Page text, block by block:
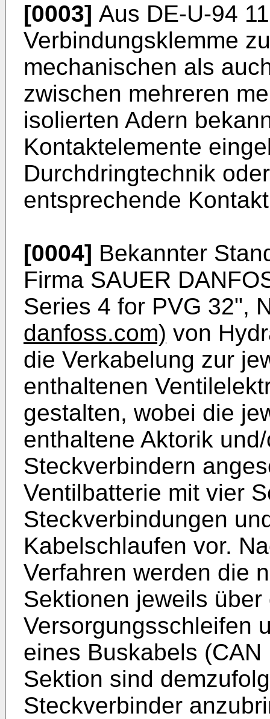
[0003] Aus DE-U-94
Verbindungsklemme
mechanischen als
zwischen mehreren
isolierten Adern
Kontaktelemente
Durchdringtechnik
entsprechende
[0004] Bekannter
Firma SAUER
Series 4 for PVG 32",
danfoss.com) von
die Verkabelung zur
enthaltenen
gestalten, wobei die
enthaltene Aktorik
Steckverbindern
Ventilbatterie mit vier
Steckverbindungen
Kabelschlaufen vor.
Verfahren werden die
Sektionen jeweils
Versorgungsschleifen
eines Buskabels
Sektion sind
Steckverbinder